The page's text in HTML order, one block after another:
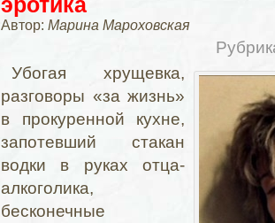
Автор: Марина Мароховская
Убогая хрущевка,
разговоры «за жизнь»
в прокуренной кухне,
запотевший стакан
водки в руках отца-
алкоголика,
бесконечные